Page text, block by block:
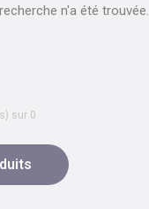
n'a été trouvée.
sur 0